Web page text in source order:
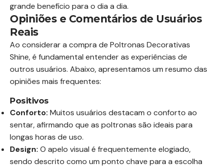
grande benefício para o dia a dia.
Opiniões e Comentários de Usuários
Reais
Ao considerar a compra de Poltronas Decorativas
Shine, é fundamental entender as experiências de
outros usuários. Abaixo, apresentamos um resumo das
opiniões mais frequentes:
Positivos
Conforto: Muitos usuários destacam o conforto ao
sentar, afirmando que as poltronas são ideais para
longas horas de uso.
Design: O apelo visual é frequentemente elogiado,
sendo descrito como um ponto chave para a escolha